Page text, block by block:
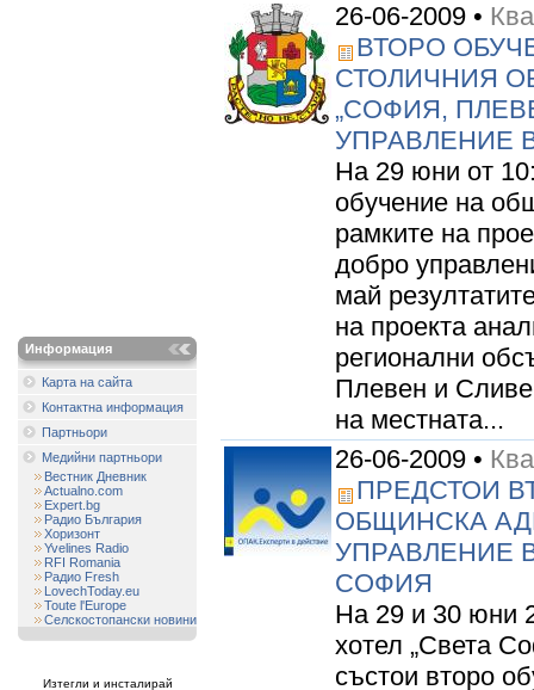
Информация
Карта на сайта
Контактна информация
Партньори
Медийни партньори
Вестник Дневник
Actualno.com
Expert.bg
Радио България
Хоризонт
Yvelines Radio
RFI Romania
Радио Fresh
LovechToday.eu
Toute l'Europe
Селскостопански новини
Изтегли и инсталирай
26-06-2009 •
ВТОРО
СТОЛИЧНИЯ
„СОФИЯ,
УПРАВЛЕНИЕ
На 29 юни от
обучение на
рамките на
добро
май
на проекта
регионални
Плевен и
на местната...
26-06-2009 •
ПРЕДСТОИ
ОБЩИНСКА
УПРАВЛЕНИЕ
СОФИЯ
На 29 и 30 юни
хотел „Света
състои второ